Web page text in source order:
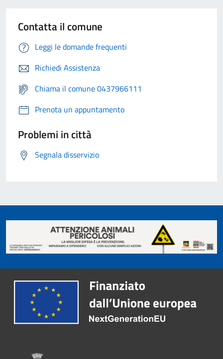
Contatta il comune
Leggi le domande frequenti
Richiedi Assistenza
Chiama il comune 0437966111
Prenota un appuntamento
Problemi in città
Segnala disservizio